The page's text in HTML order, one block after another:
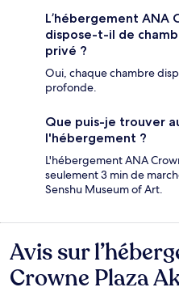
L’hébergement ANA
dispose-t-il de
privé ?
Oui, chaque chambre
profonde.
Que puis-je trouver
l'hébergement ?
L'hébergement ANA
seulement 3 min de
Senshu Museum of Art.
Avis
Avis sur
Crowne Plaza